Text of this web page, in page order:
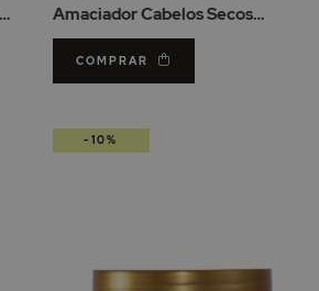
Amaciador Cabelos Secos
Danificados 385ml
COMPRAR
-10%